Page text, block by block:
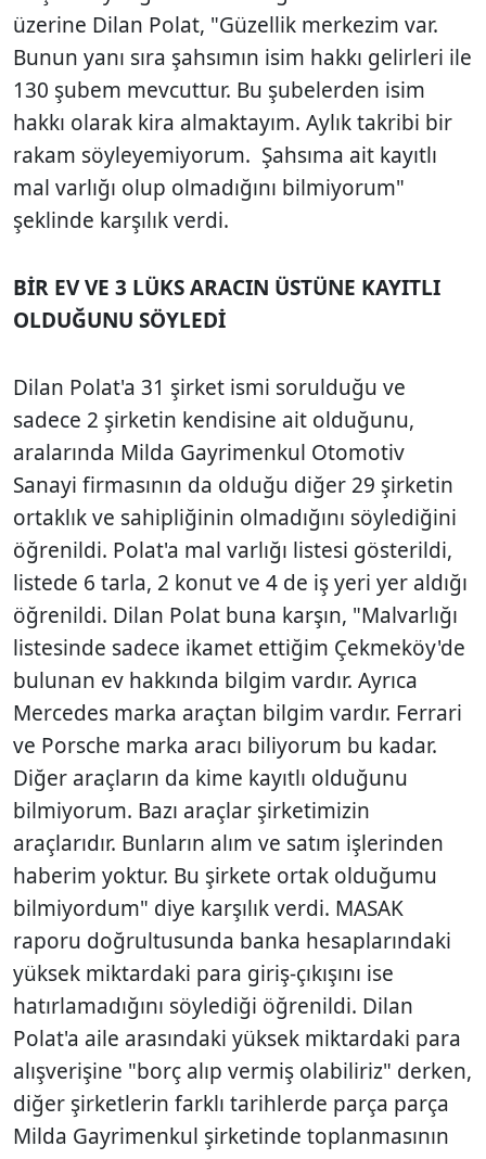
üzerine Dilan Polat, "Güzellik merkezim var.
Bunun yanı sıra şahsımın isim hakkı gelirleri ile
130 şubem mevcuttur. Bu şubelerden isim
hakkı olarak kira almaktayım. Aylık takribi bir
rakam söyleyemiyorum. Şahsıma ait kayıtlı
mal varlığı olup olmadığını bilmiyorum"
şeklinde karşılık verdi.
BİR EV VE 3 LÜKS ARACIN ÜSTÜNE KAYITLI
OLDUĞUNU SÖYLEDİ
Dilan Polat'a 31 şirket ismi sorulduğu ve
sadece 2 şirketin kendisine ait olduğunu,
aralarında Milda Gayrimenkul Otomotiv
Sanayi firmasının da olduğu diğer 29 şirketin
ortaklık ve sahipliğinin olmadığını söylediğini
öğrenildi. Polat'a mal varlığı listesi gösterildi,
listede 6 tarla, 2 konut ve 4 de iş yeri yer aldığı
öğrenildi. Dilan Polat buna karşın, "Malvarlığı
listesinde sadece ikamet ettiğim Çekmeköy'de
bulunan ev hakkında bilgim vardır. Ayrıca
Mercedes marka araçtan bilgim vardır. Ferrari
ve Porsche marka aracı biliyorum bu kadar.
Diğer araçların da kime kayıtlı olduğunu
bilmiyorum. Bazı araçlar şirketimizin
araçlarıdır. Bunların alım ve satım işlerinden
haberim yoktur. Bu şirkete ortak olduğumu
bilmiyordum" diye karşılık verdi. MASAK
raporu doğrultusunda banka hesaplarındaki
yüksek miktardaki para giriş-çıkışını ise
hatırlamadığını söylediği öğrenildi. Dilan
Polat'a aile arasındaki yüksek miktardaki para
alışverişine "borç alıp vermiş olabiliriz" derken,
diğer şirketlerin farklı tarihlerde parça parça
Milda Gayrimenkul şirketinde toplanmasının